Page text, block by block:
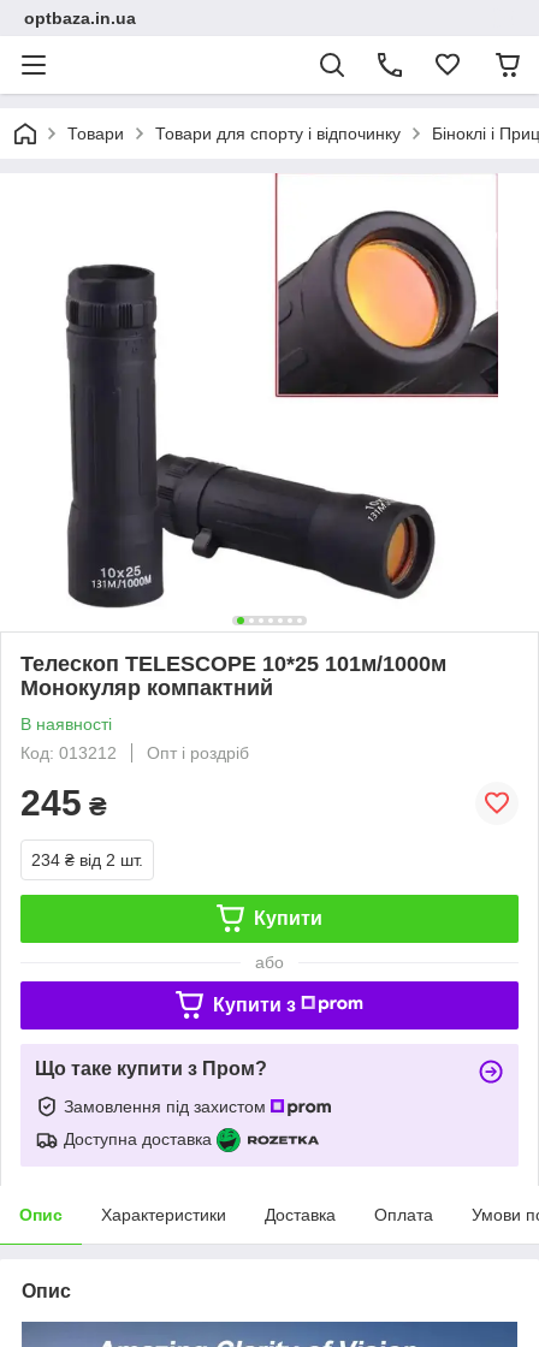
optbaza.in.ua
Товари Товари для спорту і відпочинку Біноклі і
Телескоп TELESCOPE 10*25 101м/1000м
Монокуляр компактний
В наявності
Код: 013212
Опт і роздріб
245 ₴
234 ₴ від 2 шт.
Купити
або
Купити з
Що таке купити з Пром?
Замовлення під захистом
Доступна доставка
Опис Характеристики Доставка Оплата Умови
Опис